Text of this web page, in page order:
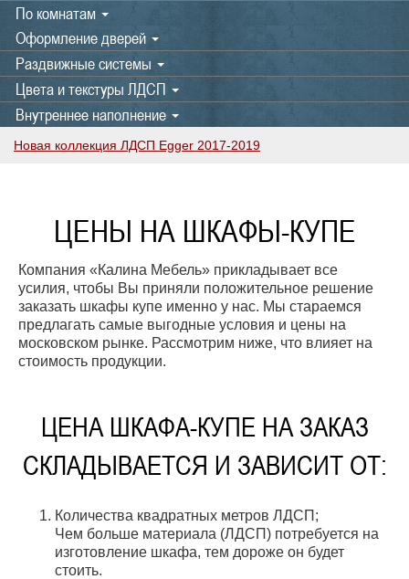
По комнатам
Оформление дверей
Раздвижные системы
Цвета и текстуры ЛДСП
Внутреннее наполнение
Новая коллекция ЛДСП Egger 2017-2019
ЦЕНЫ НА ШКАФЫ-КУПЕ
Компания «Калина Мебель» прикладывает все
усилия, чтобы Вы приняли положительное решение
заказать шкафы купе именно у нас. Мы стараемся
предлагать самые выгодные условия и цены на
московском рынке. Рассмотрим ниже, что влияет на
стоимость продукции.
ЦЕНА ШКАФА-КУПЕ НА ЗАКАЗ
СКЛАДЫВАЕТСЯ И ЗАВИСИТ ОТ:
Количества квадратных метров ЛДСП;
Чем больше материала (ЛДСП) потребуется на
изготовление шкафа, тем дороже он будет
стоить.